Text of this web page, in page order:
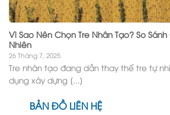
Vì Sao Nên Chọn Tre Nhân Tạo? So Sánh
Nhiên
26 Tháng 7, 2025
Tre nhân tạo đang dần thay thế tre tự
dụng xây dựng [...]
BẢN ĐỒ LIÊN HỆ